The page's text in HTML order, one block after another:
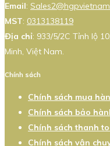
Email:
MST: 0313138119
Địa chỉ: 933/5/2C Tỉnh lộ
Minh, Việt Nam.
Chính sách
Chính sách mua
Chính sách bảo
Chính sách thanh
Chính sách vận